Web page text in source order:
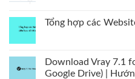
Tổng hợp các
Download Vray 7.1
Google Drive) |